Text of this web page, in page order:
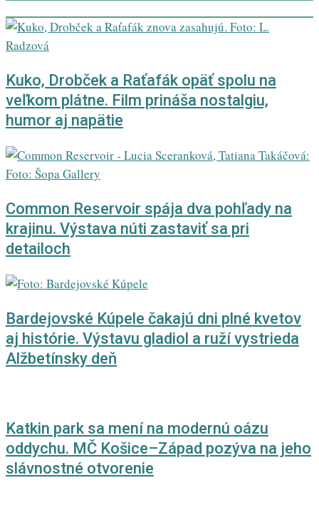
Kuko, Drobček a Raťafák opäť spolu na
veľkom plátne. Film prináša nostalgiu,
humor aj napätie
Common Reservoir spája dva pohľady na
krajinu. Výstava núti zastaviť sa pri
detailoch
Bardejovské Kúpele čakajú dni plné kvetov
aj histórie. Výstavu gladiol a ruží vystrieda
Alžbetínsky deň
Katkin park sa mení na modernú oázu
oddychu. MČ Košice–Západ pozýva na jeho
slávnostné otvorenie